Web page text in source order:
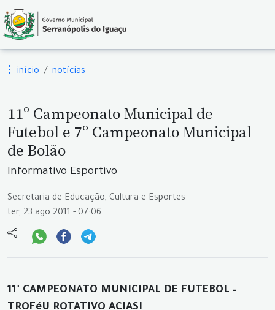
início notícias
11º Campeonato Municipal de
Futebol e 7º Campeonato Municipal
de Bolão
Informativo Esportivo
Secretaria de Educação, Cultura e Esportes
ter, 23 ago 2011 - 07:06
11° CAMPEONATO MUNICIPAL DE FUTEBOL –